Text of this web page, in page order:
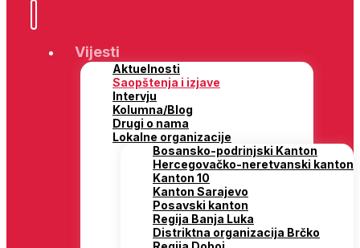
Vijesti
Aktuelnosti
Saopštenja i izjave
Intervju
Kolumna/Blog
Drugi o nama
Lokalne organizacije
Bosansko-podrinjski Kanton
Hercegovačko-neretvanski kanton
Kanton 10
Kanton Sarajevo
Posavski kanton
Regija Banja Luka
Distriktna organizacija Brčko